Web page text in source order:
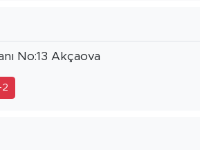
No:13 Akçaova
2